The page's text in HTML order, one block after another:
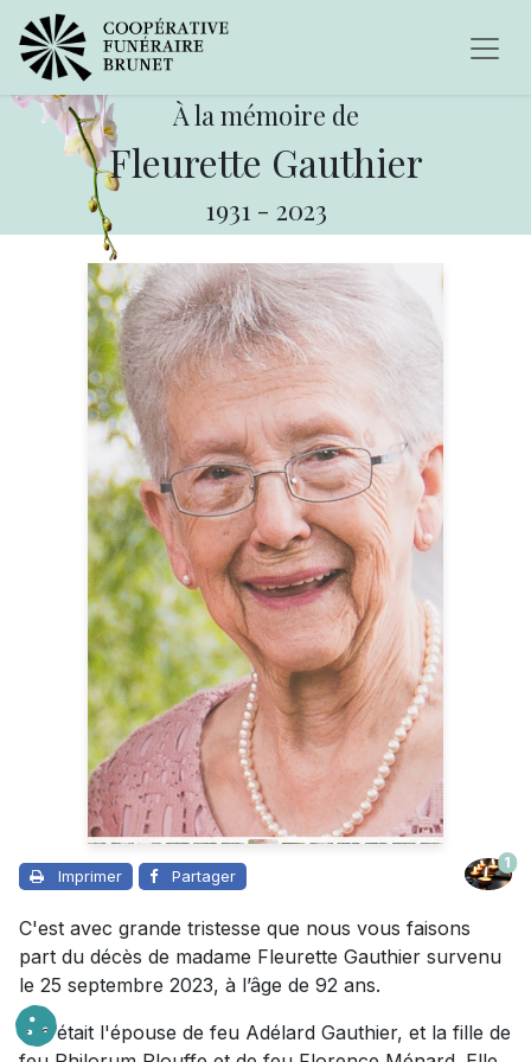
À la mémoire de
Fleurette Gauthier
1931 - 2023
Imprimer Partager
1
C'est avec grande tristesse que nous vous faisons
part du décès de madame Fleurette Gauthier survenu
le 25 septembre 2023, à l’âge de 92 ans.
Elle était l'épouse de feu Adélard Gauthier, et la fille de